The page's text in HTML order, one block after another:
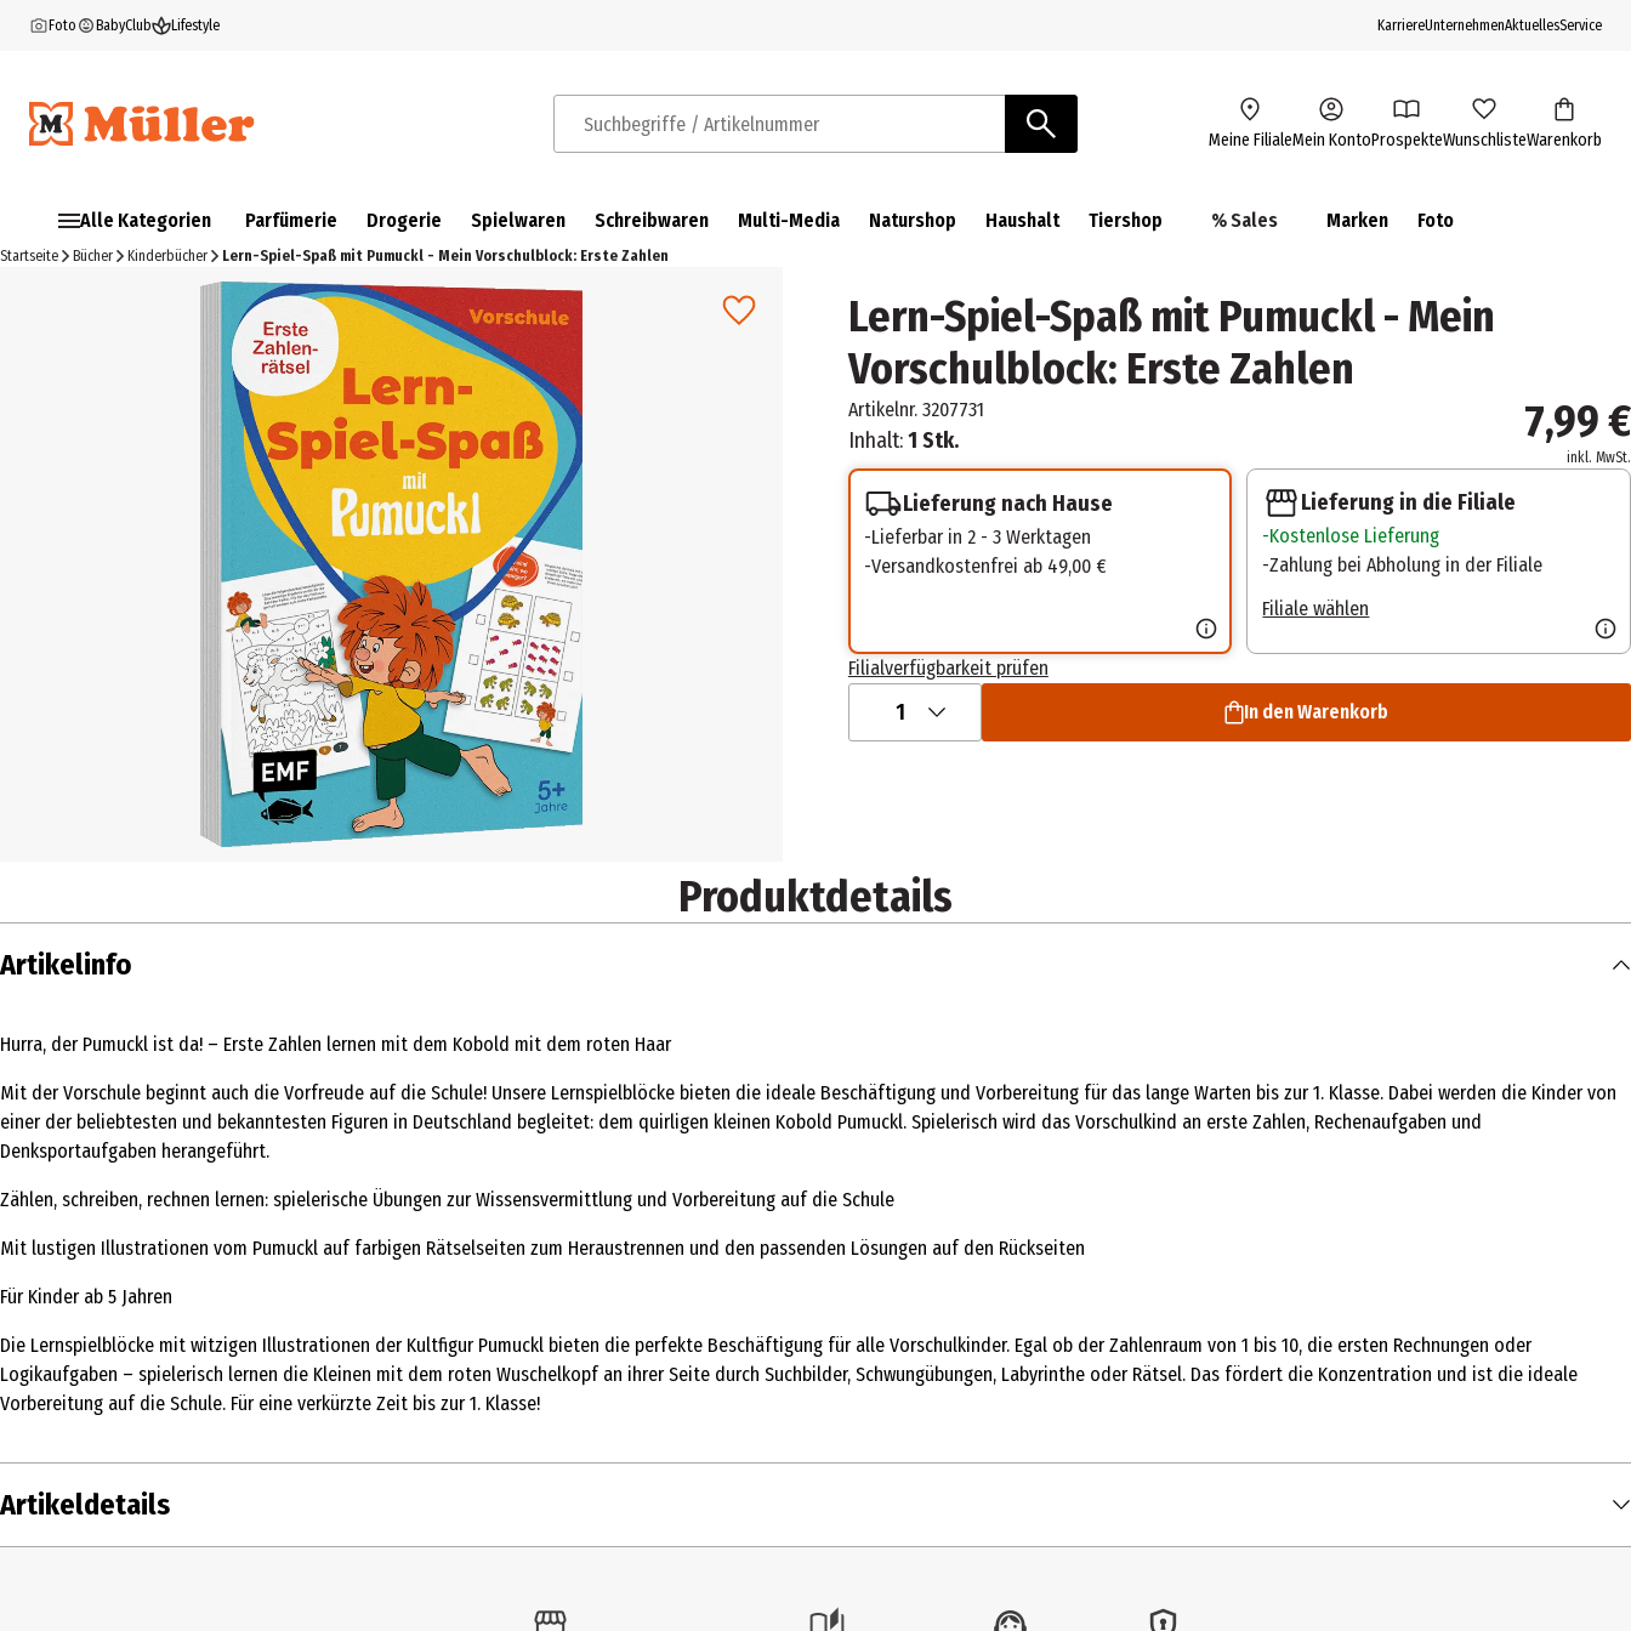
Foto BabyClub Lifestyle KarriereUnternehmenAktuellesService
Suchbegriffe / Artikelnummer Meine FilialeMein KontoProspekteWunschlisteWarenkorb
Alle Kategorien Parfümerie Drogerie Spielwaren Schreibwaren Multi-Media Naturshop Haushalt Tiershop % Sales Marken Foto
Startseite Bücher Kinderbücher Lern-Spiel-Spaß mit Pumuckl - Mein Vorschulblock: Erste Zahlen
Lern-Spiel-Spaß mit Pumuckl - Mein
Vorschulblock: Erste Zahlen
Artikelnr. 3207731
Inhalt:1 Stk. 7,99 €
inkl. MwSt.
Lieferung nach Hause
Lieferbar in 2 - 3 Werktagen
Versandkostenfrei ab 49,00 €
Lieferung in die Filiale
Kostenlose Lieferung
Zahlung bei Abholung in der Filiale
Filiale wählen
Filialverfügbarkeit prüfen
1 In den Warenkorb
Produktdetails
Artikelinfo
Hurra, der Pumuckl ist da! – Erste Zahlen lernen mit dem Kobold mit dem roten Haar
Mit der Vorschule beginnt auch die Vorfreude auf die Schule! Unsere Lernspielblöcke bieten die ideale Beschäftigung und Vorbereitung für das lange Warten bis zur 1. Klasse. Dabei werden die Kinder von
einer der beliebtesten und bekanntesten Figuren in Deutschland begleitet: dem quirligen kleinen Kobold Pumuckl. Spielerisch wird das Vorschulkind an erste Zahlen, Rechenaufgaben und
Denksportaufgaben herangeführt.
Zählen, schreiben, rechnen lernen: spielerische Übungen zur Wissensvermittlung und Vorbereitung auf die Schule
Mit lustigen Illustrationen vom Pumuckl auf farbigen Rätselseiten zum Heraustrennen und den passenden Lösungen auf den Rückseiten
Für Kinder ab 5 Jahren
Die Lernspielblöcke mit witzigen Illustrationen der Kultfigur Pumuckl bieten die perfekte Beschäftigung für alle Vorschulkinder. Egal ob der Zahlenraum von 1 bis 10, die ersten Rechnungen oder
Logikaufgaben – spielerisch lernen die Kleinen mit dem roten Wuschelkopf an ihrer Seite durch Suchbilder, Schwungübungen, Labyrinthe oder Rätsel. Das fördert die Konzentration und ist die ideale
Vorbereitung auf die Schule. Für eine verkürzte Zeit bis zur 1. Klasse!
Artikeldetails
Kinder- & Jugendbücher